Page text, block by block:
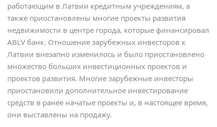
работающим в Латвии кредитным учреждениям, а
также приостановлены многие проекты развития
недвижимости в центре города, которые финансировал
ABLV банк. Отношение зарубежных инвесторов к
Латвии внезапно изменилось и было приостановлено
множество больших инвестиционных проектов и
проектов развития. Многие зарубежные инвесторы
приостановили дополнительное инвестирование
средств в ранее начатые проекты и, в настоящее время,
они выставлены на продажу.